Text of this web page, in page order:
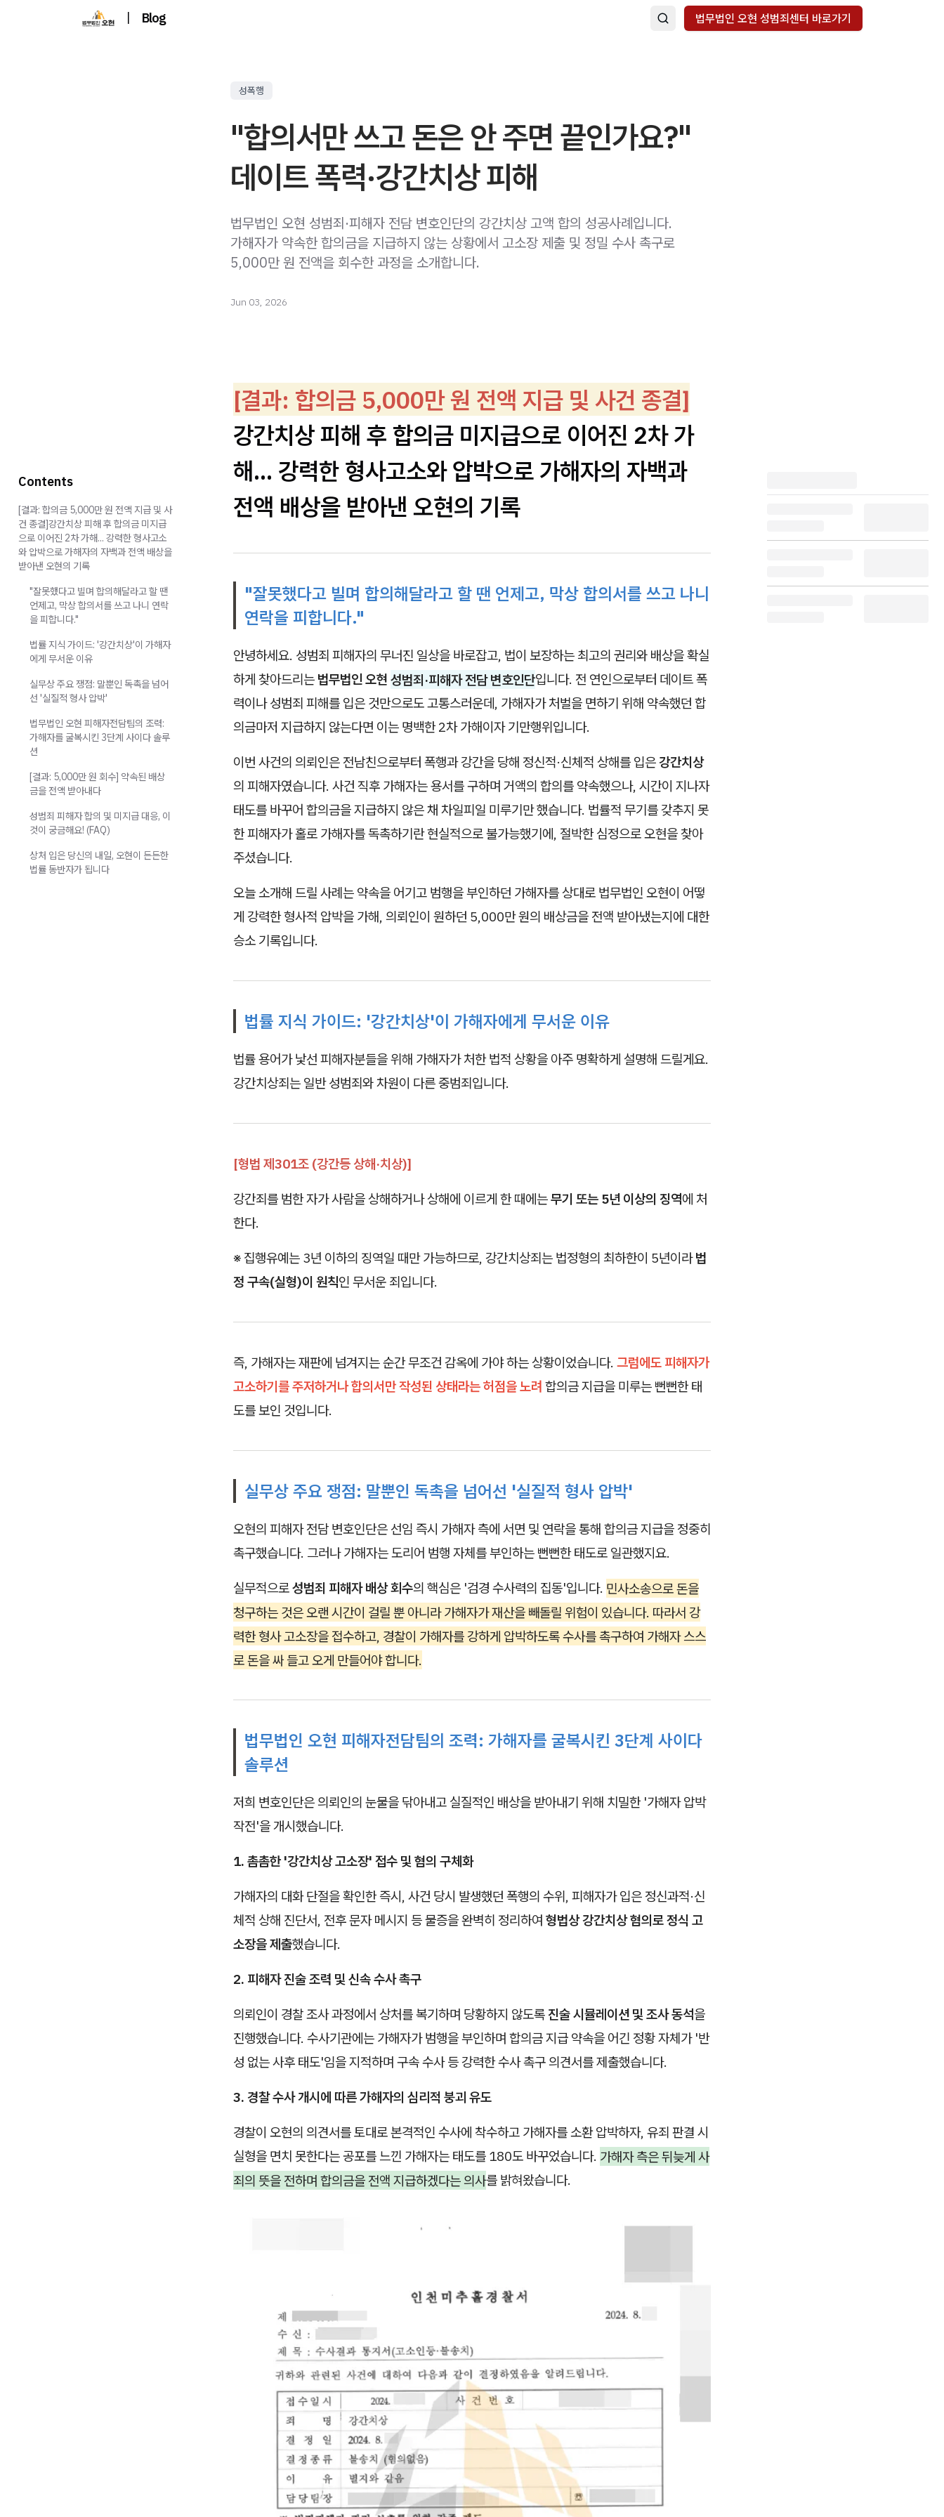
| Blog 법무법인 오현 성범죄센터 바로가기
성폭행
"합의서만 쓰고 돈은 안 주면 끝인가요?"
데이트 폭력·강간치상 피해
법무법인 오현 성범죄·피해자 전담 변호인단의 강간치상 고액 합의 성공사례입니다.
가해자가 약속한 합의금을 지급하지 않는 상황에서 고소장 제출 및 정밀 수사 촉구로
5,000만 원 전액을 회수한 과정을 소개합니다.
Jun 03, 2026
[결과: 합의금 5,000만 원 전액 지급 및 사건 종결]
강간치상 피해 후 합의금 미지급으로 이어진 2차 가
해... 강력한 형사고소와 압박으로 가해자의 자백과
전액 배상을 받아낸 오현의 기록
"잘못했다고 빌며 합의해달라고 할 땐 언제고, 막상 합의서를 쓰고 나니
연락을 피합니다."
안녕하세요. 성범죄 피해자의 무너진 일상을 바로잡고, 법이 보장하는 최고의 권리와 배상을 확실
하게 찾아드리는 법무법인 오현 성범죄·피해자 전담 변호인단입니다. 전 연인으로부터 데이트 폭
력이나 성범죄 피해를 입은 것만으로도 고통스러운데, 가해자가 처벌을 면하기 위해 약속했던 합
의금마저 지급하지 않는다면 이는 명백한 2차 가해이자 기만행위입니다.
이번 사건의 의뢰인은 전남친으로부터 폭행과 강간을 당해 정신적·신체적 상해를 입은강간치상
의 피해자였습니다. 사건 직후 가해자는 용서를 구하며 거액의 합의를 약속했으나, 시간이 지나자
태도를 바꾸어 합의금을 지급하지 않은 채 차일피일 미루기만 했습니다. 법률적 무기를 갖추지 못
한 피해자가 홀로 가해자를 독촉하기란 현실적으로 불가능했기에, 절박한 심정으로 오현을 찾아
주셨습니다.
오늘 소개해 드릴 사례는 약속을 어기고 범행을 부인하던 가해자를 상대로 법무법인 오현이 어떻
게 강력한 형사적 압박을 가해, 의뢰인이 원하던 5,000만 원의 배상금을 전액 받아냈는지에 대한
승소 기록입니다.
법률 지식 가이드: '강간치상'이 가해자에게 무서운 이유
법률 용어가 낯선 피해자분들을 위해 가해자가 처한 법적 상황을 아주 명확하게 설명해 드릴게요.
강간치상죄는 일반 성범죄와 차원이 다른 중범죄입니다.
[형법 제301조 (강간등 상해·치상)]
강간죄를 범한 자가 사람을 상해하거나 상해에 이르게 한 때에는무기 또는 5년 이상의 징역에 처
한다.
※ 집행유예는 3년 이하의 징역일 때만 가능하므로, 강간치상죄는 법정형의 최하한이 5년이라법
정 구속(실형)이 원칙인 무서운 죄입니다.
즉, 가해자는 재판에 넘겨지는 순간 무조건 감옥에 가야 하는 상황이었습니다. 그럼에도 피해자가
고소하기를 주저하거나 합의서만 작성된 상태라는 허점을 노려 합의금 지급을 미루는 뻔뻔한 태
도를 보인 것입니다.
실무상 주요 쟁점: 말뿐인 독촉을 넘어선 '실질적 형사 압박'
오현의 피해자 전담 변호인단은 선임 즉시 가해자 측에 서면 및 연락을 통해 합의금 지급을 정중히
촉구했습니다. 그러나 가해자는 도리어 범행 자체를 부인하는 뻔뻔한 태도로 일관했지요.
실무적으로성범죄 피해자 배상 회수의 핵심은 '검경 수사력의 집동'입니다. 민사소송으로 돈을
청구하는 것은 오랜 시간이 걸릴 뿐 아니라 가해자가 재산을 빼돌릴 위험이 있습니다. 따라서 강
력한 형사 고소장을 접수하고, 경찰이 가해자를 강하게 압박하도록 수사를 촉구하여 가해자 스스
로 돈을 싸 들고 오게 만들어야 합니다.
법무법인 오현 피해자전담팀의 조력: 가해자를 굴복시킨 3단계 사이다
솔루션
저희 변호인단은 의뢰인의 눈물을 닦아내고 실질적인 배상을 받아내기 위해 치밀한 '가해자 압박
작전'을 개시했습니다.
1. 촘촘한 '강간치상 고소장' 접수 및 혐의 구체화
가해자의 대화 단절을 확인한 즉시, 사건 당시 발생했던 폭행의 수위, 피해자가 입은 정신과적·신
체적 상해 진단서, 전후 문자 메시지 등 물증을 완벽히 정리하여 형법상 강간치상 혐의로 정식 고
소장을 제출했습니다.
2. 피해자 진술 조력 및 신속 수사 촉구
의뢰인이 경찰 조사 과정에서 상처를 복기하며 당황하지 않도록 진술 시뮬레이션 및 조사 동석을
진행했습니다. 수사기관에는 가해자가 범행을 부인하며 합의금 지급 약속을 어긴 정황 자체가 '반
성 없는 사후 태도'임을 지적하며 구속 수사 등 강력한 수사 촉구 의견서를 제출했습니다.
3. 경찰 수사 개시에 따른 가해자의 심리적 붕괴 유도
경찰이 오현의 의견서를 토대로 본격적인 수사에 착수하고 가해자를 소환 압박하자, 유죄 판결 시
실형을 면치 못한다는 공포를 느낀 가해자는 태도를 180도 바꾸었습니다. 가해자 측은 뒤늦게 사
죄의 뜻을 전하며 합의금을 전액 지급하겠다는 의사를 밝혀왔습니다.
Contents
[결과: 합의금 5,000만 원 전액 지급 및 사
건 종결]강간치상 피해 후 합의금 미지급
으로 이어진 2차 가해... 강력한 형사고소
와 압박으로 가해자의 자백과 전액 배상을
받아낸 오현의 기록
"잘못했다고 빌며 합의해달라고 할 땐
언제고, 막상 합의서를 쓰고 나니 연락
을 피합니다."
법률 지식 가이드: '강간치상'이 가해자
에게 무서운 이유
실무상 주요 쟁점: 말뿐인 독촉을 넘어
선 '실질적 형사 압박'
법무법인 오현 피해자전담팀의 조력:
가해자를 굴복시킨 3단계 사이다 솔루
션
[결과: 5,000만 원 회수] 약속된 배상
금을 전액 받아내다
성범죄 피해자 합의 및 미지급 대응, 이
것이 궁금해요! (FAQ)
상처 입은 당신의 내일, 오현이 든든한
법률 동반자가 됩니다